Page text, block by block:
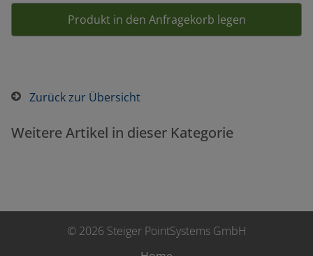
Zurück zur Übersicht
Weitere Artikel in dieser Kategorie
© 2026 Steiger PointSystems GmbH